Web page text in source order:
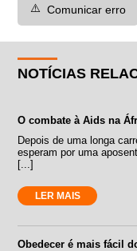
⚠️ Comunicar erro
NOTÍCIAS
O combate à Aids na
Depois de uma longa
esperam por uma
[...]
LER MAIS
Obedecer é mais fácil